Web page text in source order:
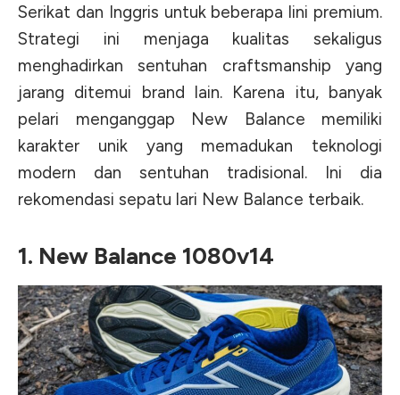
Serikat dan Inggris untuk beberapa lini premium.
Strategi ini menjaga kualitas sekaligus
menghadirkan sentuhan craftsmanship yang
jarang ditemui brand lain. Karena itu, banyak
pelari menganggap New Balance memiliki
karakter unik yang memadukan teknologi
modern dan sentuhan tradisional. Ini dia
rekomendasi sepatu lari New Balance terbaik.
1. New Balance 1080v14